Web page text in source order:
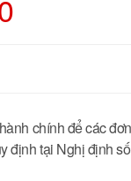
chính để các
định tại Nghị định